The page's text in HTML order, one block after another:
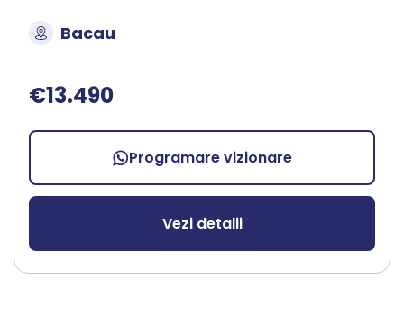
Bacau
€13.490
Programare vizionare
Vezi detalii